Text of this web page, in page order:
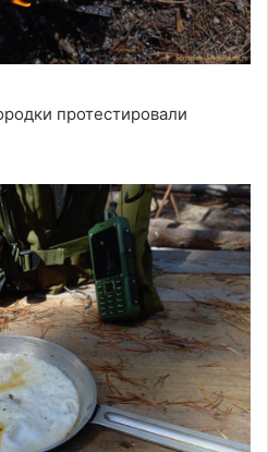
протестировали